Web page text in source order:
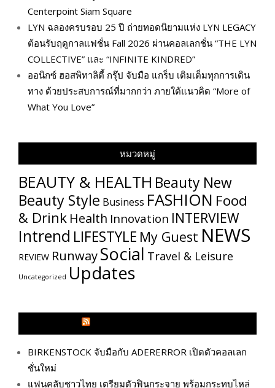
Centerpoint Siam Square
LYN ฉลองครบรอบ 25 ปี ถ่ายทอดนิยามแห่ง LYN LEGACY
ต้อนรับฤดูกาลแฟชั่น Fall 2026 ผ่านคอลเลกชั่น “THE LYN
COLLECTIVE” และ “INFINITE KINDRED”
ออนิกซ์ ฮอสพิทาลิตี้ กรุ๊ป จับมือ แกร็บ เติมเต็มทุกการเดิน
ทาง ด้วยประสบการณ์ที่มากกว่า ภายใต้แนวคิด “More of
What You Love”
หมวดหมู่
BEAUTY & HEALTH Beauty New
Beauty Style Business FASHION Food
& Drink Health Innovation INTERVIEW
Intrend LIFESTYLE My​ Guest NEWS
REVIEW RunwaySocial Travel & Leisure
Uncategorized Updates
BIRKENSTOCK จับมือกับ ADERERROR เปิดตัวคอลเลก
ชั่นใหม่
แฟนคลับชาวไทย เตรียมตัวฟินกระจาย พร้อมกระทบไหล่